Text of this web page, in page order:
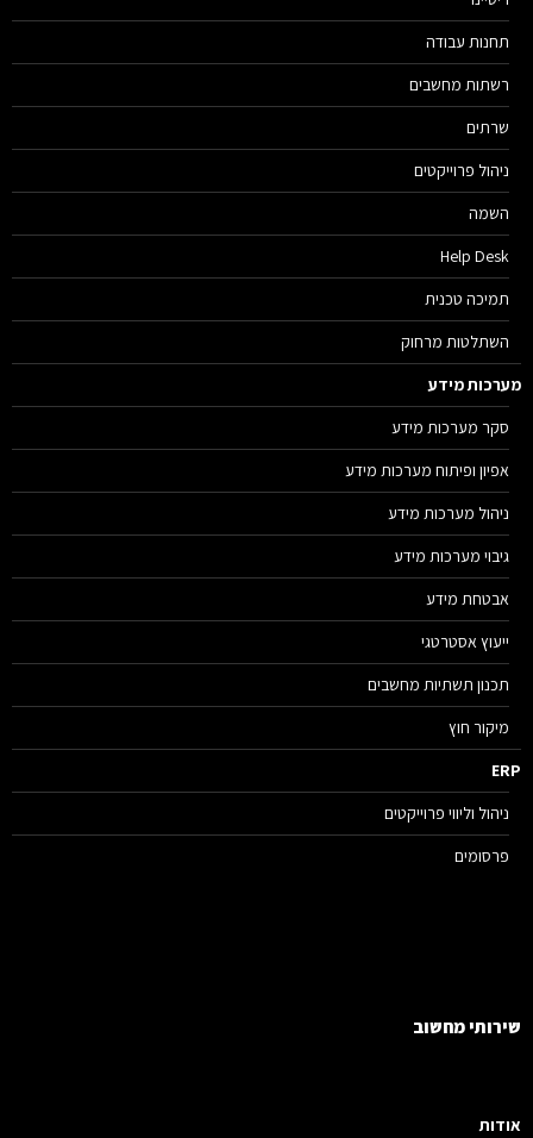
תחנות עבודה
רשתות מחשבים
שרתים
ניהול פרוייקטים
השמה
Help Desk
תמיכה טכנית
השתלטות מרחוק
מידע
סקר מערכות מידע
אפיון ופיתוח מערכות מידע
ניהול מערכות מידע
גיבוי מערכות מידע
אבטחת מידע
ייעוץ אסטרטגי
תכנון תשתיות מחשבים
מיקור חוץ
ניהול וליווי פרוייקטים
פרסומים
מחשוב